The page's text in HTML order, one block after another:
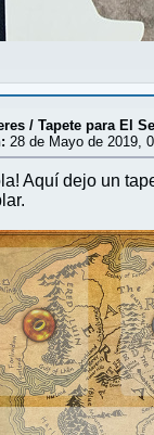
/Tapete para El
28 de Mayo de 2019,
Aquí dejo un